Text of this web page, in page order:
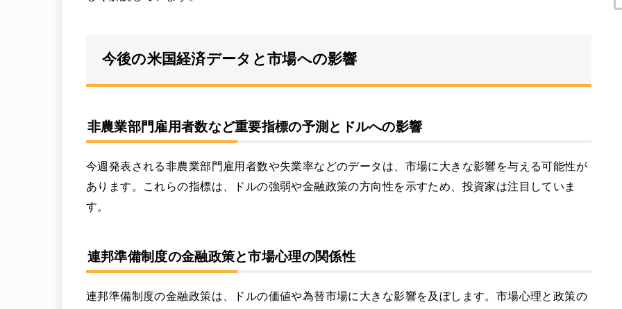
今後の米国経済データと市場への影響
非農業部門雇用者数など重要指標の予測とドルへの影響
今週発表される非農業部門雇用者数や失業率などのデータは、市場に大きな影響を与える可能性が
あります。これらの指標は、ドルの強弱や金融政策の方向性を示すため、投資家は注目していま
す。
連邦準備制度の金融政策と市場心理の関係性
連邦準備制度の金融政策は、ドルの価値や為替市場に大きな影響を及ぼします。市場心理と政策の